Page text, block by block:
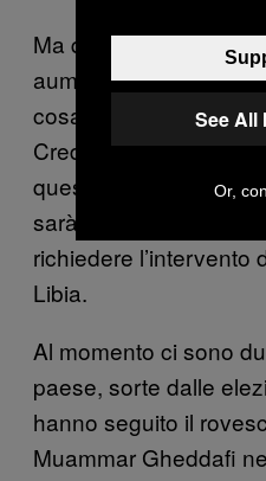
Ma questo non può
aumento delle navi e
cosa che, secondo
Credendino nel
questo mese – e
sarà un governo che
richiedere l’intervento
Libia.
Al momento ci sono
paese, sorte dalle
hanno seguito il
Muammar Gheddafi
See All
Or,